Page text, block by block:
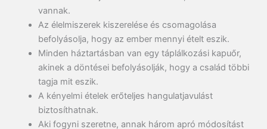
vannak.
Az élelmiszerek kiszerelése és csomagolása
befolyásolja, hogy az ember mennyi ételt eszik.
Minden háztartásban van egy táplálkozási kapuőr,
akinek a döntései befolyásolják, hogy a család többi
tagja mit eszik.
A kényelmi ételek erőteljes hangulatjavulást
biztosíthatnak.
Aki fogyni szeretne, annak három apró módosítást